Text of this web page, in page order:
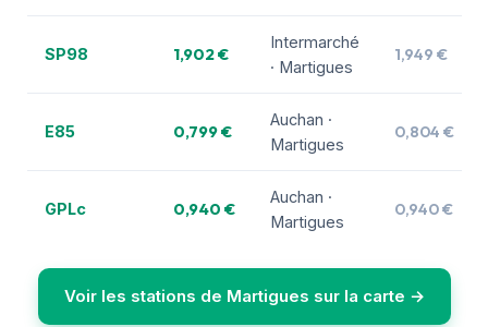
SP98 1,902 €
Intermarché
· Martigues
1,949 €
E85 0,799 €
Auchan ·
Martigues
0,804 €
GPLc 0,940 €
Auchan ·
Martigues
0,940 €
Voir les stations de Martigues sur la carte →